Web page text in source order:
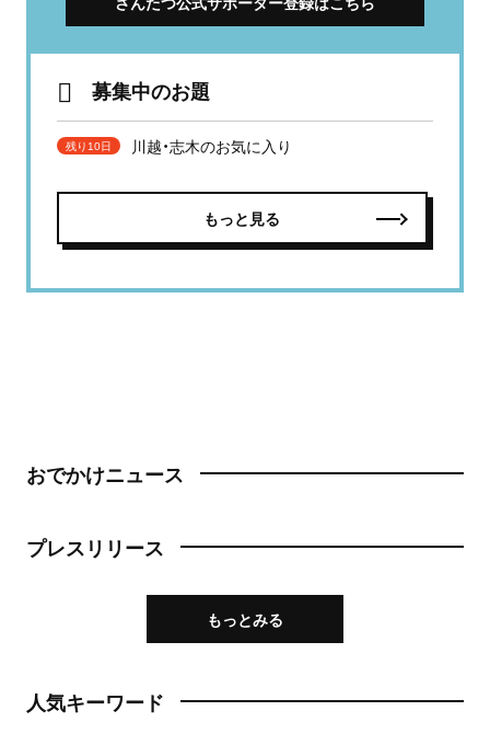
募集中のお題
残り10日 川越・志木のお気に入り
もっと見る
おでかけニュース
プレスリリース
もっとみる
人気キーワード